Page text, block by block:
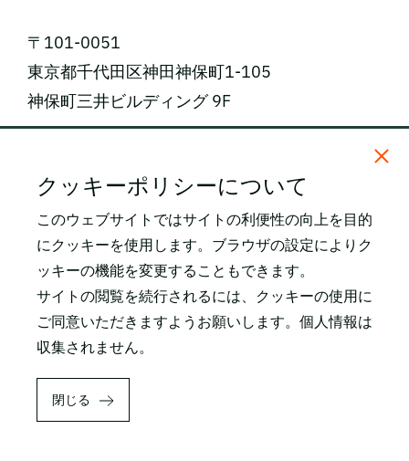
〒101-0051
東京都千代田区神田神保町1-105
神保町三井ビルディング 9F
FAX番号: 03-3259-0150
所在地・アクセス
関連サイト
LEO Pharma SKIN
FOLLOW US
YouTube
クッキーポリシーについて
このウェブサイトではサイトの利便性の向上を目的
にクッキーを使用します。ブラウザの設定によりク
ッキーの機能を変更することもできます。
サイトの閲覧を続行されるには、クッキーの使用に
ご同意いただきますようお願いします。個人情報は
収集されません。
閉じる